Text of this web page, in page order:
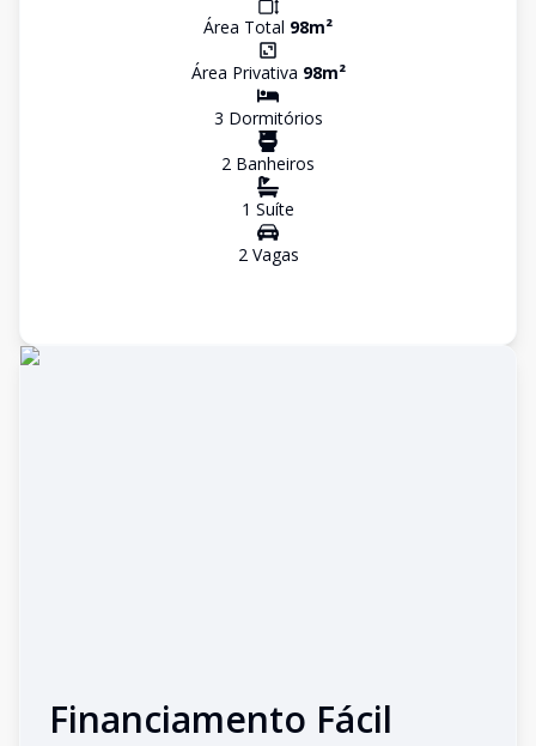
Área Total 98m²
Área Privativa 98m²
3 Dormitórios
2 Banheiros
1 Suíte
2Vagas
Financiamento Fácil